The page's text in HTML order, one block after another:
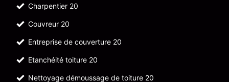
Charpentier 20
Couvreur 20
Entreprise de couverture 20
Etanchéité toiture 20
Nettoyage démoussage de toiture 20